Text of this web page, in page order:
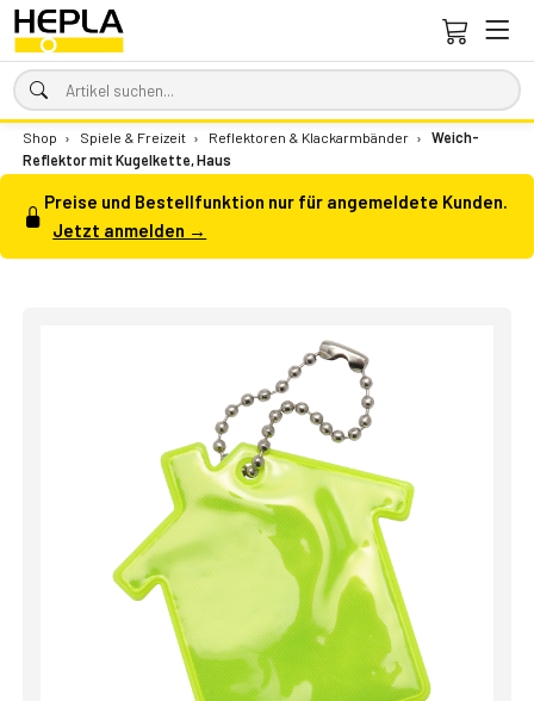
Shop › Spiele & Freizeit › Reflektoren & Klackarmbänder ›
Weich-
Reflektor mit Kugelkette, Haus
Preise und Bestellfunktion nur für angemeldete Kunden.
Jetzt anmelden →